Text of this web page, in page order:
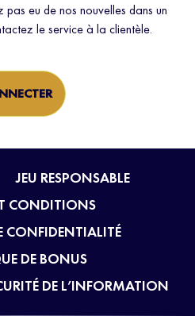
pas eu de nos nouvelles dans un
le service à la clientèle.
JEU RESPONSABLE
CONDITIONS
CONFIDENTIALITÉ
DE BONUS
DE L’INFORMATION